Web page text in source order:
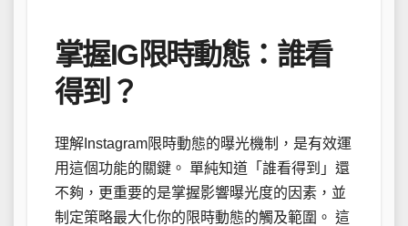
掌握IG限時動態：誰看
得到？
理解Instagram限時動態的曝光機制，是有效運
用這個功能的關鍵。 單純知道「誰看得到」還
不夠，更重要的是掌握影響曝光度的因素，並
制定策略最大化你的限時動態的觸及範圍。 這